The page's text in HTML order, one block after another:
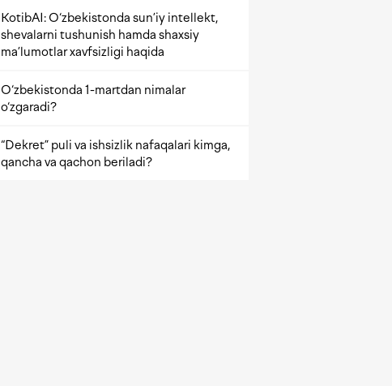
KotibAI: O‘zbekistonda sun’iy intellekt,
shevalarni tushunish hamda shaxsiy
ma’lumotlar xavfsizligi haqida
O‘zbekistonda 1-martdan nimalar
o‘zgaradi?
“Dekret” puli va ishsizlik nafaqalari kimga,
qancha va qachon beriladi?